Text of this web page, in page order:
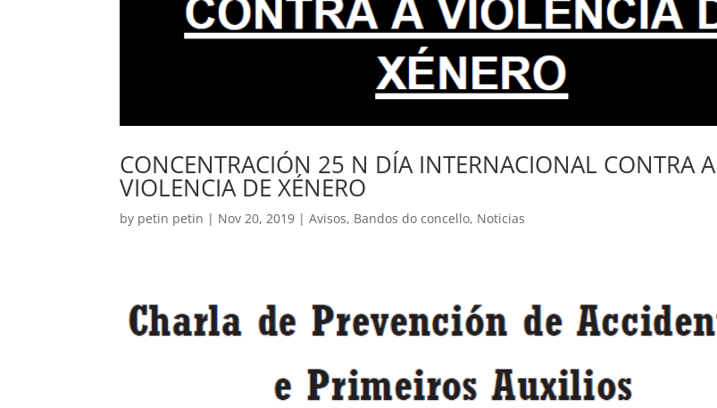
CONCENTRACIÓN 25 N DÍA INTERNACIONAL CONTRA A
VIOLENCIA DE XÉNERO
by petin petin | Nov 20, 2019 |Avisos, Bandos do concello, Noticias